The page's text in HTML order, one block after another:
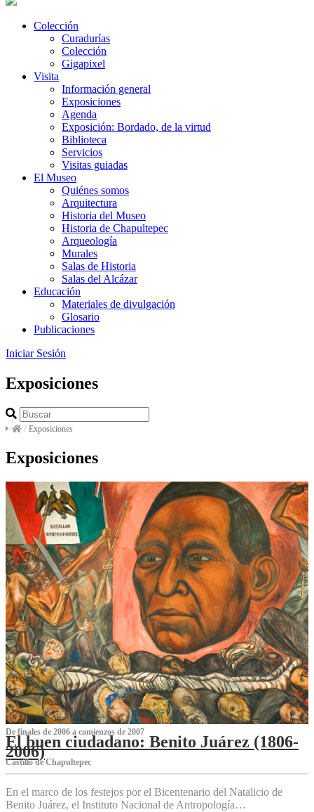
Colección
Curadurías
Colección
Gigapixel
Visita
Información general
Exposiciones
Agenda
Exposición: Bordado, de la virtud
Biblioteca
Servicios
Visitas guiadas
El Museo
Quiénes somos
Arquitectura
Historia del Museo
Historia de Chapultepec
Arqueología
Murales
Salas de Historia
Salas del Alcázar
Educación
Materiales de divulgación
Glosario
Publicaciones
Iniciar Sesión
Exposiciones
/ Exposiciones
Exposiciones
De finales de 2006 a comienzos de 2007
El buen ciudadano: Benito Juárez (1806-
2006)
Castillo de Chapultepec
En el marco de los festejos por el Bicentenario del Natalicio de
Benito Juárez, el Instituto Nacional de Antropología…